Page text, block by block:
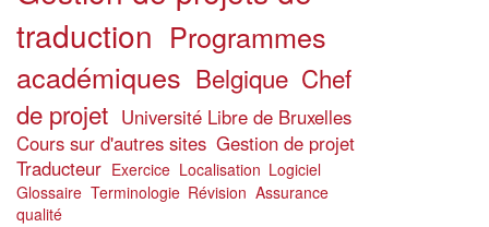
traduction Programmes
académiques Belgique Chef
de projet Université Libre de Bruxelles
Cours sur d'autres sites Gestion de projet
Traducteur Exercice Localisation Logiciel
Glossaire Terminologie Révision Assurance
qualité